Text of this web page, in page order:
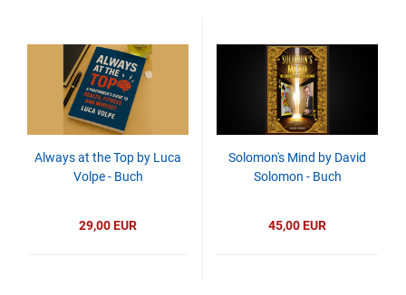
Always at the Top by Luca
Volpe - Buch
29,00 EUR
Solomon's Mind by David
Solomon - Buch
45,00 EUR